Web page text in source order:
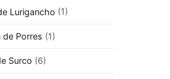
Lurigancho (1)
de Porres (1)
Surco (6)